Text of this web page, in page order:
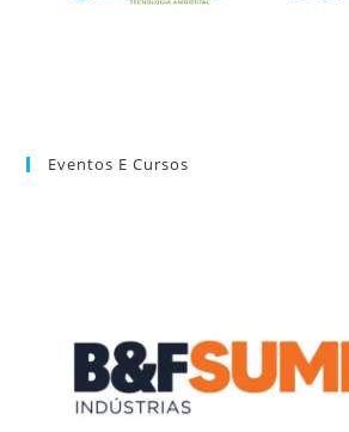
Eventos E Cursos